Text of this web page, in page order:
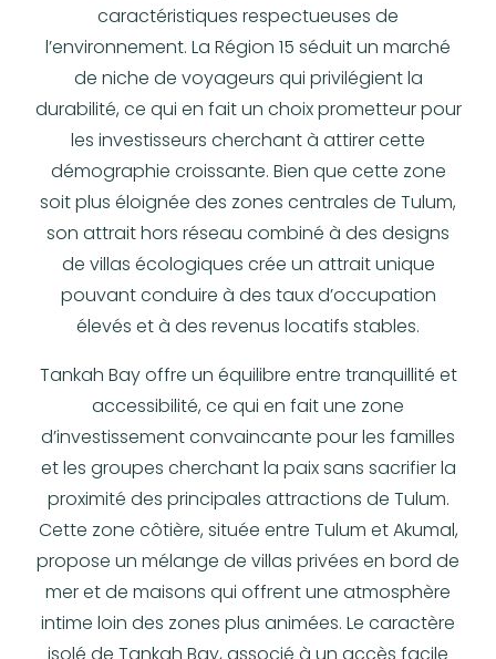
caractéristiques respectueuses de
l’environnement. La Région 15 séduit un marché
de niche de voyageurs qui privilégient la
durabilité, ce qui en fait un choix prometteur pour
les investisseurs cherchant à attirer cette
démographie croissante. Bien que cette zone
soit plus éloignée des zones centrales de Tulum,
son attrait hors réseau combiné à des designs
de villas écologiques crée un attrait unique
pouvant conduire à des taux d’occupation
élevés et à des revenus locatifs stables.
Tankah Bay offre un équilibre entre tranquillité et
accessibilité, ce qui en fait une zone
d’investissement convaincante pour les familles
et les groupes cherchant la paix sans sacrifier la
proximité des principales attractions de Tulum.
Cette zone côtière, située entre Tulum et Akumal,
propose un mélange de villas privées en bord de
mer et de maisons qui offrent une atmosphère
intime loin des zones plus animées. Le caractère